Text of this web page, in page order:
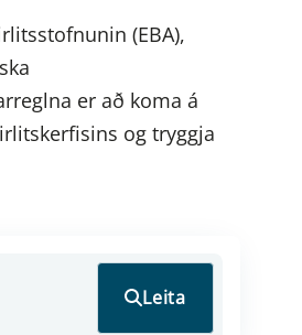
(EBA),
er að koma á
og tryggja
Leita